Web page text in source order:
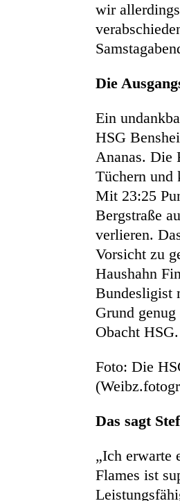
wir
Die
Ein
HSG
Ananas. Die
Tüchern und
Mit 23:25
Bergstraße
verlieren.
Vorsicht zu
Haushahn
Bundesligist
Grund
Obacht HSG.
Foto: Die
Das sagt
„Ich erwarte
Flames ist